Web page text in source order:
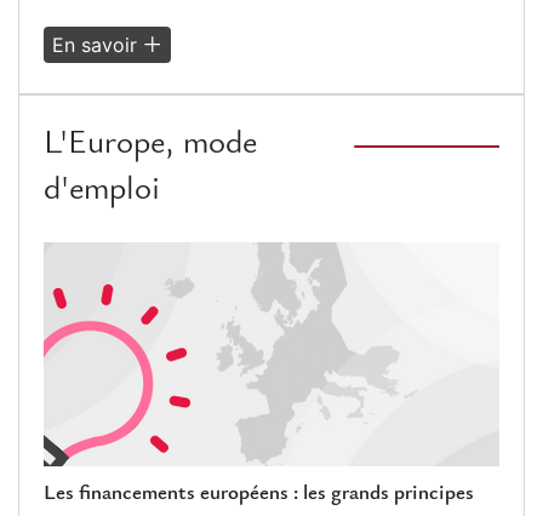
En savoir
L'Europe, mode
d'emploi
Les financements européens : les grands principes